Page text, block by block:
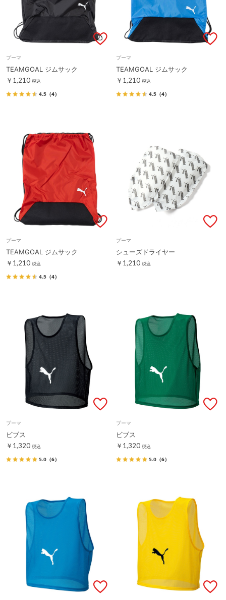
プーマ
TEAMGOAL ジムサック
￥1,210 税込
4.5 （4）
プーマ
TEAMGOAL ジムサック
￥1,210 税込
4.5 （4）
プーマ
TEAMGOAL ジムサック
￥1,210 税込
4.5 （4）
プーマ
シューズドライヤー
￥1,210 税込
プーマ
ビブス
￥1,320 税込
5.0 （6）
プーマ
ビブス
￥1,320 税込
5.0 （6）